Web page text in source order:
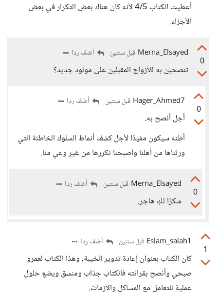
أعطيت الكتاب 4/5 لأنه كان هناك بعض التكرار في بعض
الأجزاء.
0
Merna_Elsayed قبل سنتين أضف ردا
تنصحين به للأزواج المقبلين على مولود جديد؟
0
Hager_Ahmed7 قبل سنتين أضف ردا
أجل أنصح به.
أظنه سيكون مفيدًا لأجل كشف أنماط السلوك الخاطئة التي
ورثناها من أهلنا وأصبحنا نكررها من غير وعي منا.
0
Merna_Elsayed قبل سنتين أضف ردا
شكرًا لكِ هاجر.
1
Eslam_salah1 قبل سنتين أضف ردا
كان الكتاب بعنوان إعادة تدوير الخيبة، وهذا الكتاب لعمرو
صبحي وأنصح بقرائته فالكتاب جذاب ومنسق ويضع حلول
عملية للتعامل مع المشاكل والأزمات.